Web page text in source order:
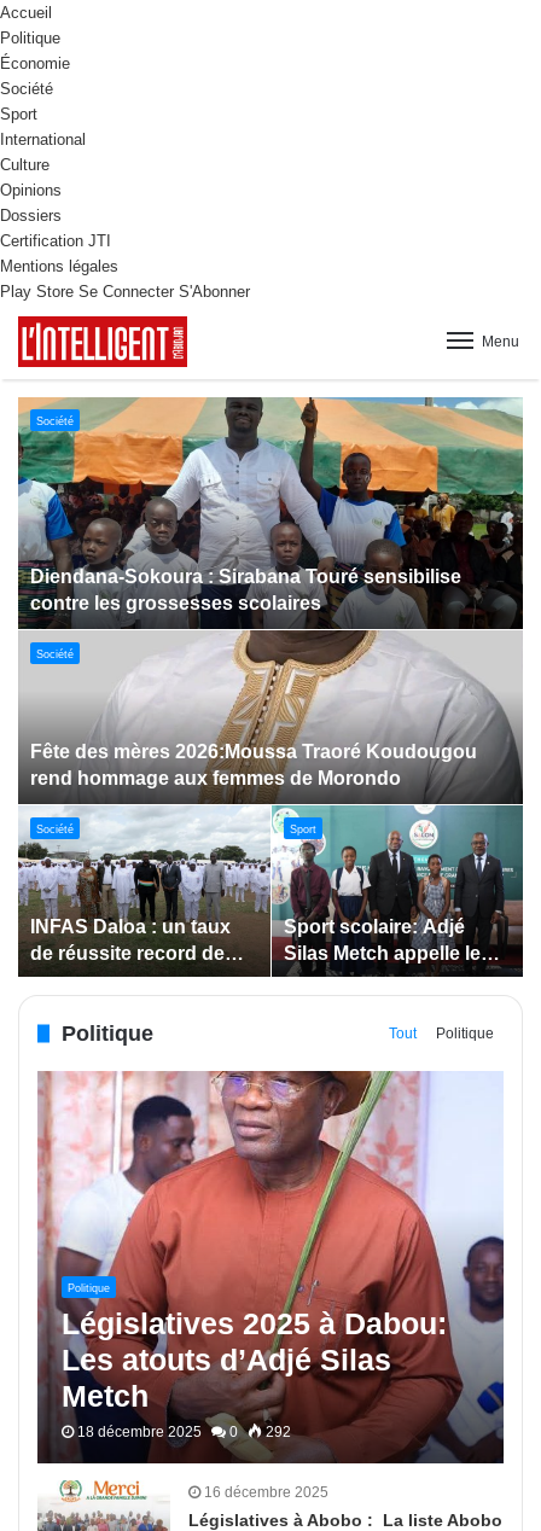
Accueil
Politique
Économie
Société
Sport
International
Culture
Opinions
Dossiers
Certification JTI
Mentions légales
Play Store Se Connecter S'Abonner
Menu
Culture
Dabakala:Le festival FEMUDA 2.0 dévoile des
innovations porteuses d’espoir pour la jeunesse
Sport
Jeux paralympiques de 2028 :
Société
Bodokro : 30 élèves
célébrés à la Journée de
l’Excellence du Lycée
Société
Insertion des jeunes: La
Côte d’Ivoire renforce le
suivi des conventions
Politique Tout Politique
Politique
Législatives 2025 à Dabou:
Les atouts d’Adjé Silas
Metch
18 décembre 2025 0 292
16 décembre 2025
Législatives à Abobo : La liste Abobo